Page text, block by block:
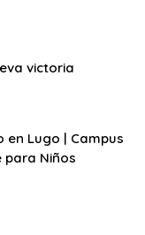
victoria
Lugo | Campus
para Niños